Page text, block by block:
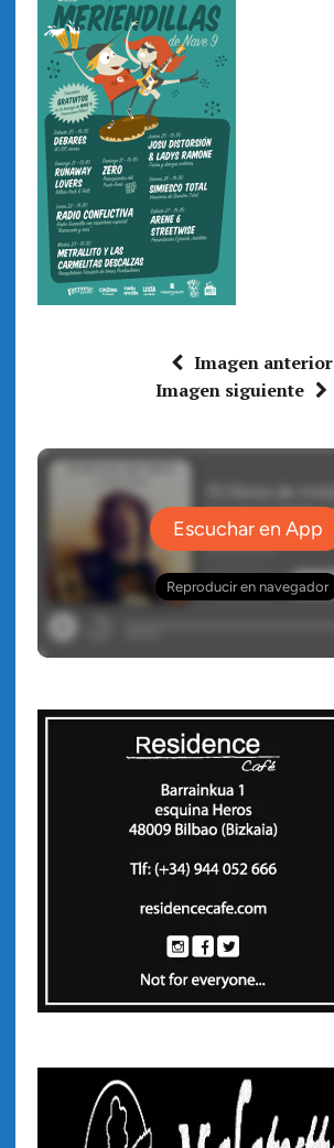
Imagen anterior
Imagen siguiente